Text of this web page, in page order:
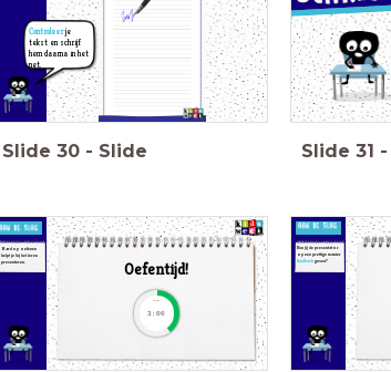
Controleerje
tekst en schrijf
hem daarna in het
net.
Slide 30 - Slide Slide 31 -
Oefentijd!
timer
3:00
Hardop oefenen
helpt je bij het leren
presenteren.
Kun jij de presentator
op een prettige manier
feedbackgeven?